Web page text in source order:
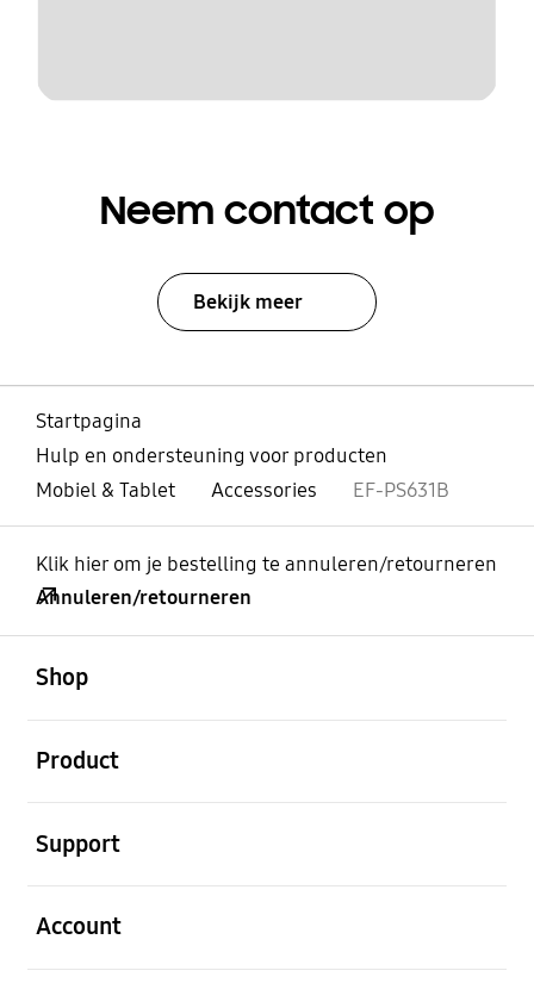
Neem contact op
Bekijk meer
Startpagina
Hulp en ondersteuning voor producten
Mobiel & Tablet
Accessories EF-PS631B
Klik hier om je bestelling te annuleren/retourneren
Annuleren/retourneren
Shop
Product
Support
Account